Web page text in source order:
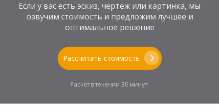
Если у вас есть эскиз, чертеж или картинка, мы
озвучим стоимость и предложим лучшее и
оптимальное решение
Рассчитать стоимость
Расчет в течении 30 минут!